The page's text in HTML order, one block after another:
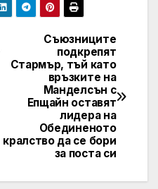
Съюзниците
подкрепят
Стармър, тъй като
връзките на
Манделсън с
Епщайн оставят
лидера на
Обединеното
кралство да се бори
за поста си